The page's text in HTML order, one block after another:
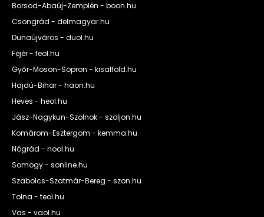
Borsod-Abaúj-Zemplén - boon.hu
Csongrád - delmagyar.hu
Dunaújváros - duol.hu
Fejér - feol.hu
Győr-Moson-Sopron - kisalfold.hu
Hajdú-Bihar - haon.hu
Heves - heol.hu
Jász-Nagykun-Szolnok - szoljon.hu
Komárom-Esztergom - kemma.hu
Nógrád - nool.hu
Somogy - sonline.hu
Szabolcs-Szatmár-Bereg - szon.hu
Tolna - teol.hu
Vas - vaol.hu